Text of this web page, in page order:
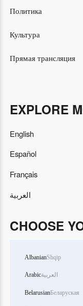
Политика
Культура
Прямая трансляция
EXPLORE
English
Español
Français
العربية
CHOOSE
AlbanianShqip
Arabicالعربية
BelarusianБеларуская